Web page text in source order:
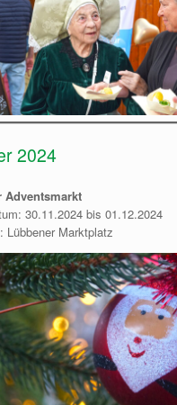
2024
Adventsmarkt
30.11.2024 bis 01.12.2024
Lübbener Marktplatz